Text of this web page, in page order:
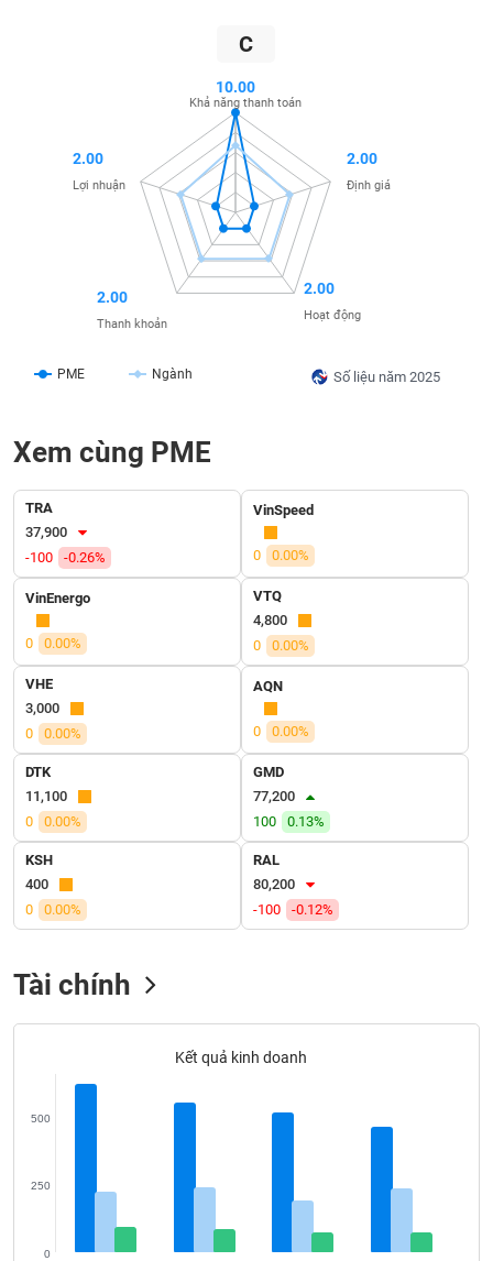
C
Số liệu năm 2025
PME Ngành
10.00
Khả năng thanh toán
2.00
Định giá
2.00
Hoạt động
2.00
Thanh khoản
2.00
Lợi nhuận
Xem cùng PME
TRA
37,900
-100
-0.26%
VinSpeed
0 0.00%
VinEnergo
0 0.00%
VTQ
4,800
0
0.00%
VHE
3,000
0
0.00%
AQN
0 0.00%
DTK
11,100
0
0.00%
GMD
77,200
100
0.13%
KSH
400
0
0.00%
RAL
80,200
-100
-0.12%
Tài chính
Kết quả kinh doanh
0
250
500
THIẾT
YẾU
KHỎE
TÀI
CHÍNH
CÔNG
NGHỆ
THÔNG
TIN
DỊCH
VỤ